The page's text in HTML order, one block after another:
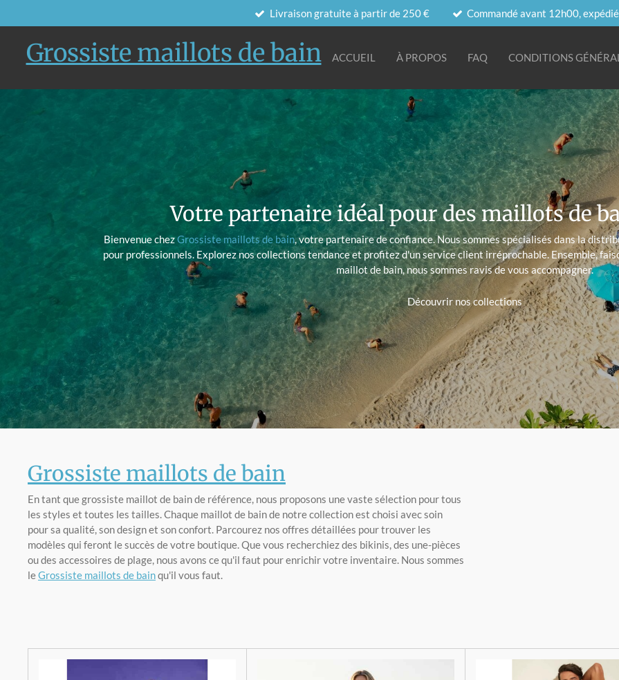
contenu
Livraison gratuite à partir de 250 € Commandé avant 12h00,
Grossiste maillots de bain ACCUEIL À PROPOS FAQ CONDITIONS
Votre partenaire idéal pour des maillots de
Bienvenue chezGrossiste maillots de bain, votre partenaire de confiance. Nous sommes spécialisés dans la
pour professionnels. Explorez nos collections tendance et profitez d'un service client irréprochable. Ensemble,
maillot de bain, nous sommes ravis de vous accompagner.
Découvrir nos collections
Grossiste maillots de bain
En tant que grossiste maillot de bain de référence, nous proposons une vaste sélection pour tous
les styles et toutes les tailles. Chaque maillot de bain de notre collection est choisi avec soin
pour sa qualité, son design et son confort. Parcourez nos offres détaillées pour trouver les
modèles qui feront le succès de votre boutique. Que vous recherchiez des bikinis, des une-pièces
ou des accessoires de plage, nous avons ce qu'il faut pour enrichir votre inventaire. Nous sommes
leGrossiste maillots de bainqu'il vous faut.